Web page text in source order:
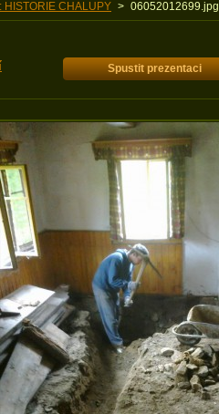
HISTORIE CHALUPY > 06052012699.jpg
Spustit prezentaci